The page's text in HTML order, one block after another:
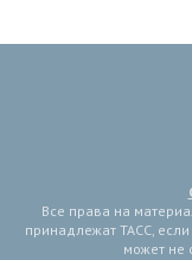
Все права на
принадлежат ТАСС,
может не